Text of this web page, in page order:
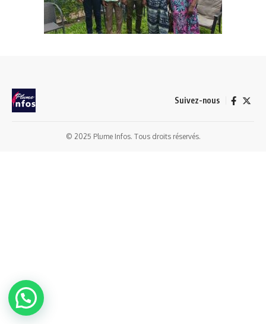
Suivez-nous
© 2025 Plume Infos. Tous droits réservés.